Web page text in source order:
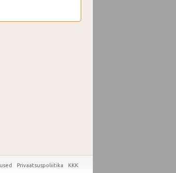
Privaatsuspoliitika KKK